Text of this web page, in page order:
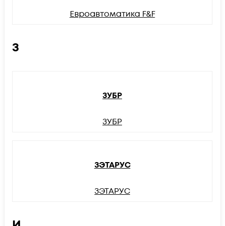
Евроавтоматика F&F
З
ЗУБР
ЗУБР
ЗЭТАРУС
ЗЭТАРУС